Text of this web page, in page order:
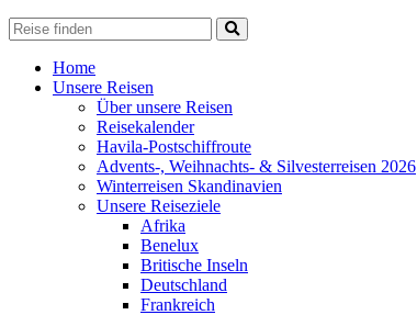
Home
Unsere Reisen
Über unsere Reisen
Reisekalender
Havila-Postschiffroute
Advents-, Weihnachts- & Silvesterreisen 2026
Winterreisen Skandinavien
Unsere Reiseziele
Afrika
Benelux
Britische Inseln
Deutschland
Frankreich